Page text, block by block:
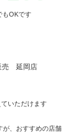
もOKです
売 延岡店
ていただけます
が、おすすめの店舗